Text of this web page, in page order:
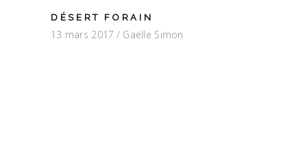
DÉSERT FORAIN
13 mars 2017 Gaëlle Simon